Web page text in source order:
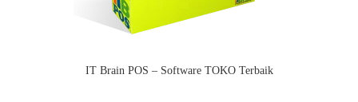
IT Brain POS – Software TOKO Terbaik